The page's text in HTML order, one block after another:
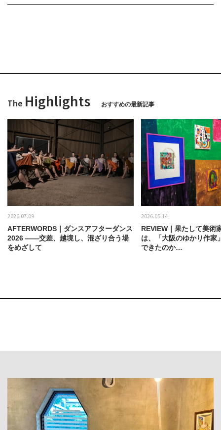
The Highlights おすすめの最新記事
2026.07.09
AFTERWORDS｜ダンスアフターダンス
2026 ——交差、越境し、混ざり合う場
をめざして
2026.05.14
REVIEW｜果たして美術
は、「大阪のゆかり作家
できたのか…